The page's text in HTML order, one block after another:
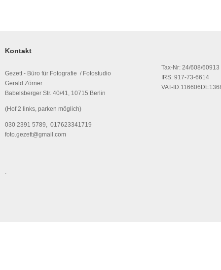
Kontakt
Gezett - Büro für Fotografie / Fotostudio
Gerald Zörner
Babelsberger Str. 40/41, 10715 Berlin
(Hof 2 links, parken möglich)
030 2391 5789, 017623341719
foto.gezett@gmail.com
Tax-Nr: 24/608/60913
IRS: 917-73-6614
VAT-
.